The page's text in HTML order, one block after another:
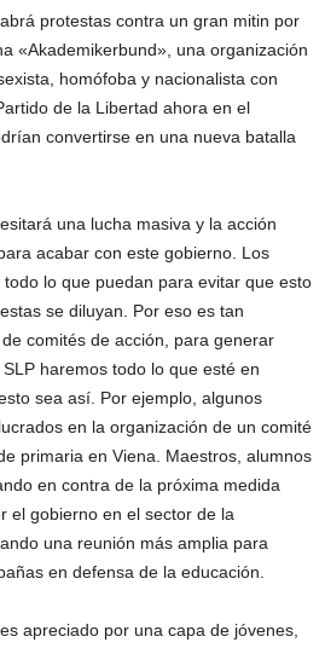
protestas contra un gran mitin por
«Akademikerbund», una organización
homófoba y nacionalista con
de la Libertad ahora en el
convertirse en una nueva batalla
una lucha masiva y la acción
acabar con este gobierno. Los
lo que puedan para evitar que esto
se diluyan. Por eso es tan
comités de acción, para generar
haremos todo lo que esté en
sea así. Por ejemplo, algunos
en la organización de un comité
primaria en Viena. Maestros, alumnos
en contra de la próxima medida
el gobierno en el sector de la
una reunión más amplia para
en defensa de la educación.
apreciado por una capa de jóvenes,